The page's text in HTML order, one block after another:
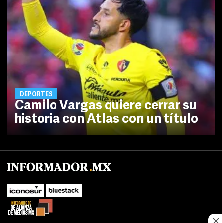
DEPORTES
Camilo Vargas quiere cerrar su
historia con Atlas con un título